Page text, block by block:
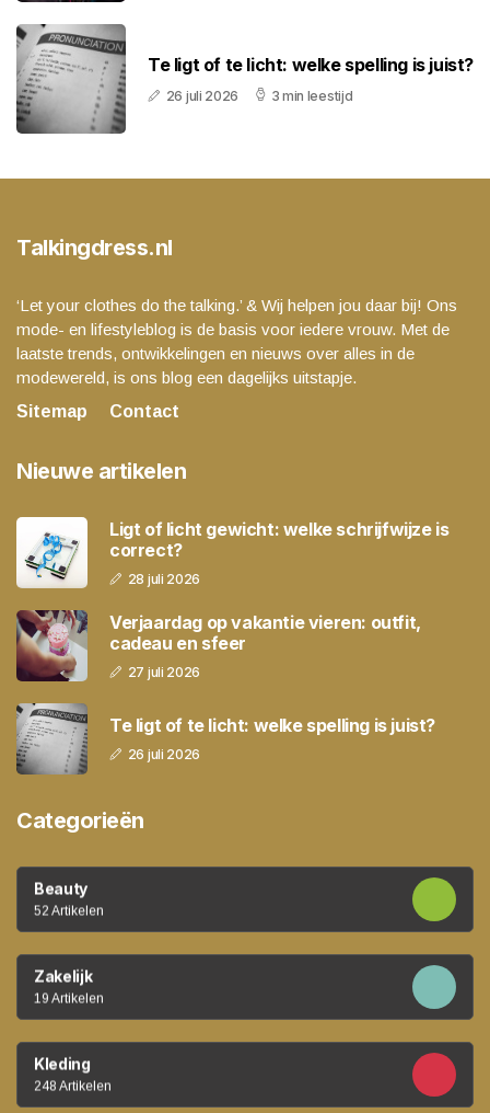
Te ligt of te licht: welke spelling is juist?
26 juli 2026 3 min leestijd
Talkingdress.nl
‘Let your clothes do the talking.’ & Wij helpen jou daar bij! Ons
mode- en lifestyleblog is de basis voor iedere vrouw. Met de
laatste trends, ontwikkelingen en nieuws over alles in de
modewereld, is ons blog een dagelijks uitstapje.
Sitemap
Contact
Nieuwe artikelen
Ligt of licht gewicht: welke schrijfwijze is
correct?
28 juli 2026
Verjaardag op vakantie vieren: outfit,
cadeau en sfeer
27 juli 2026
Te ligt of te licht: welke spelling is juist?
26 juli 2026
Categorieën
Beauty
52 Artikelen
Zakelijk
19 Artikelen
Kleding
248 Artikelen